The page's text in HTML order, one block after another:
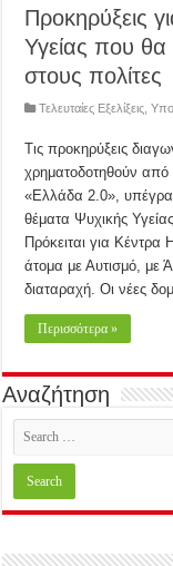
Προκηρύξεις
Υγείας που
στους πολίτες
Τελευταίες Εξελίξεις ,
Τις προκηρύξεις
χρηματοδοτηθούν από
«Ελλάδα 2.0»,
θέματα Ψυχικής
Πρόκειται για Κέντρα
άτομα με Αυτισμό, με
διαταραχή. Οι νέες
Περισσότερα »
Αναζήτηση